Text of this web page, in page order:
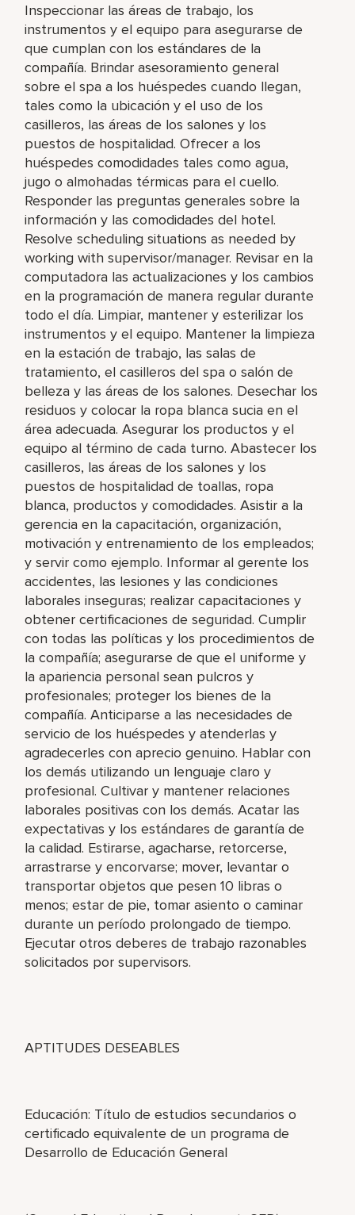
Inspeccionar las áreas de trabajo, los
instrumentos y el equipo para asegurarse de
que cumplan con los estándares de la
compañía. Brindar asesoramiento general
sobre el spa a los huéspedes cuando llegan,
tales como la ubicación y el uso de los
casilleros, las áreas de los salones y los
puestos de hospitalidad. Ofrecer a los
huéspedes comodidades tales como agua,
jugo o almohadas térmicas para el cuello.
Responder las preguntas generales sobre la
información y las comodidades del hotel.
Resolve scheduling situations as needed by
working with supervisor/manager. Revisar en la
computadora las actualizaciones y los cambios
en la programación de manera regular durante
todo el día. Limpiar, mantener y esterilizar los
instrumentos y el equipo. Mantener la limpieza
en la estación de trabajo, las salas de
tratamiento, el casilleros del spa o salón de
belleza y las áreas de los salones. Desechar los
residuos y colocar la ropa blanca sucia en el
área adecuada. Asegurar los productos y el
equipo al término de cada turno. Abastecer los
casilleros, las áreas de los salones y los
puestos de hospitalidad de toallas, ropa
blanca, productos y comodidades. Asistir a la
gerencia en la capacitación, organización,
motivación y entrenamiento de los empleados;
y servir como ejemplo. Informar al gerente los
accidentes, las lesiones y las condiciones
laborales inseguras; realizar capacitaciones y
obtener certificaciones de seguridad. Cumplir
con todas las políticas y los procedimientos de
la compañía; asegurarse de que el uniforme y
la apariencia personal sean pulcros y
profesionales; proteger los bienes de la
compañía. Anticiparse a las necesidades de
servicio de los huéspedes y atenderlas y
agradecerles con aprecio genuino. Hablar con
los demás utilizando un lenguaje claro y
profesional. Cultivar y mantener relaciones
laborales positivas con los demás. Acatar las
expectativas y los estándares de garantía de
la calidad. Estirarse, agacharse, retorcerse,
arrastrarse y encorvarse; mover, levantar o
transportar objetos que pesen 10 libras o
menos; estar de pie, tomar asiento o caminar
durante un período prolongado de tiempo.
Ejecutar otros deberes de trabajo razonables
solicitados por supervisors.
APTITUDES DESEABLES
Educación: Título de estudios secundarios o
certificado equivalente de un programa de
Desarrollo de Educación General